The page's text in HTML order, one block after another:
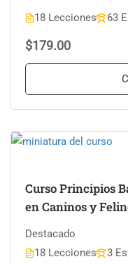
18 Lecciones 63
$179.00
Curso Principios
en Caninos y
Destacado
18 Lecciones
3